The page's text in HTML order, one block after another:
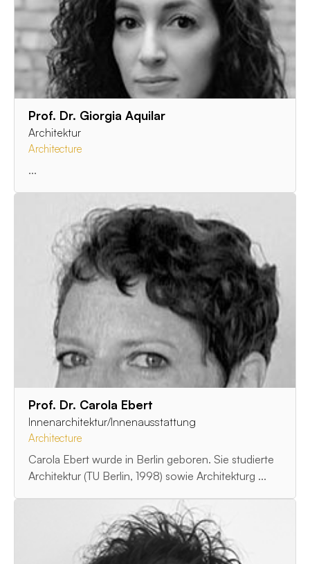
Prof. Dr. Giorgia Aquilar
Architektur
Architecture
...
Prof. Dr. Carola Ebert
Innenarchitektur/Innenausstattung
Architecture
Carola Ebert wurde in Berlin geboren. Sie studierte
Architektur (TU Berlin, 1998) sowie Architekturg ...